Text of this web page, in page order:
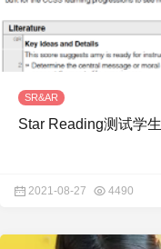
SR&AR
Star Reading测试学
2021-08-27 4490